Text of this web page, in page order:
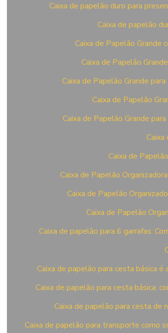
Caixa de papelão duro para
Caixa de papelão
Caixa de Papelão Grande
Caixa de Papelão
Caixa de Papelão Grande
Caixa de Papelão
Caixa de Papelão Grande
Caixa de
Caixa de Papelão
Caixa de Papelão
Caixa de Papelão
Caixa de papelão para 6 garrafas:
Caixa de papelão para cesta básica
Caixa de papelão para cesta básica:
Caixa de papelão para cesta de
Caixa de papelão para transporte como